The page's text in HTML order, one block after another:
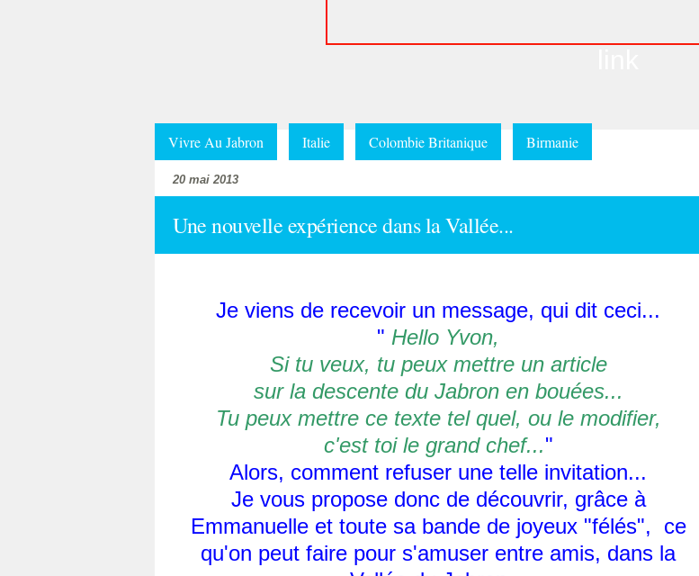
Vivre Au Jabron Italie Colombie Britanique Birmanie
20 mai 2013
Une nouvelle expérience dans la Vallée...
Je viens de recevoir un message, qui dit ceci...
" Hello Yvon,
Si tu veux, tu peux mettre un article
sur la descente du Jabron en bouées...
Tu peux mettre ce texte tel quel, ou le modifier,
c'est toi le grand chef..."
Alors, comment refuser une telle invitation...
Je vous propose donc de découvrir, grâce à
Emmanuelle et toute sa bande de joyeux "félés", ce
qu'on peut faire pour s'amuser entre amis, dans la